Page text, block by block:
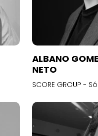
ALBANO
NETO
SCORE GROUP -